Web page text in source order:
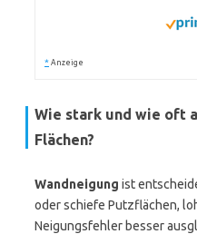
* Anzeige
Wie stark und wie oft
Flächen?
Wandneigung ist
oder schiefe Putzflächen,
Neigungsfehler besser